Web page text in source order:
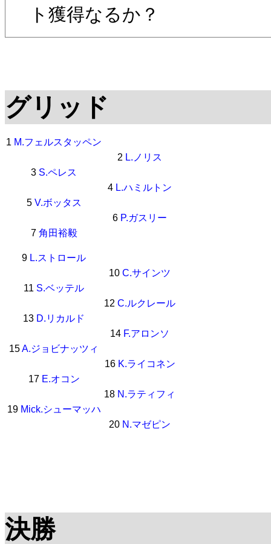
ト獲得なるか？
グリッド
1 M.フェルスタッペン
2 L.ノリス
3 S.ペレス
4 L.ハミルトン
5 V.ボッタス
6 P.ガスリー
7 角田裕毅
9 L.ストロール
10 C.サインツ
11 S.ベッテル
12 C.ルクレール
13 D.リカルド
14 F.アロンソ
15A.ジョビナッツィ
16 K.ライコネン
17 E.オコン
18 N.ラティフィ
19 Mick.シューマッハ
20 N.マゼピン
決勝